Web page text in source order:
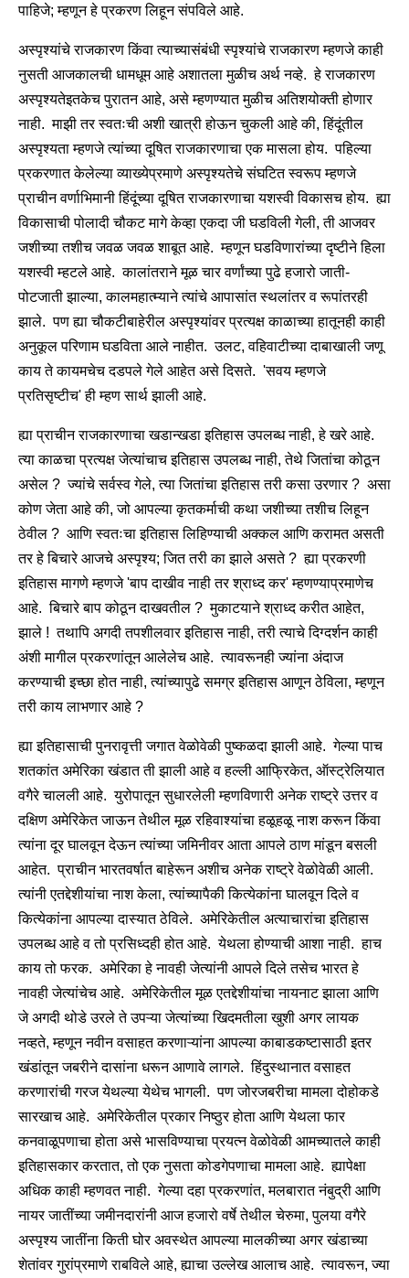
पाहिजे; म्हणून हे प्रकरण लिहून संपविले आहे.
अस्पृश्यांचे राजकारण किंवा त्याच्यासंबंधी स्पृश्यांचे राजकारण म्हणजे काही
नुसती आजकालची धामधूम आहे अशातला मुळीच अर्थ नव्हे. हे राजकारण
अस्पृश्यतेइतकेच पुरातन आहे, असे म्हणण्यात मुळीच अतिशयोक्ती होणार
नाही. माझी तर स्वतःची अशी खात्री होऊन चुकली आहे की, हिंदूंतील
अस्पृश्यता म्हणजे त्यांच्या दूषित राजकारणाचा एक मासला होय. पहिल्या
प्रकरणात केलेल्या व्याख्येप्रमाणे अस्पृश्यतेचे संघटित स्वरूप म्हणजे
प्राचीन वर्णाभिमानी हिंदूंच्या दूषित राजकारणाचा यशस्वी विकासच होय. ह्या
विकासाची पोलादी चौकट मागे केव्हा एकदा जी घडविली गेली, ती आजवर
जशीच्या तशीच जवळ जवळ शाबूत आहे. म्हणून घडविणारांच्या दृष्टीने हिला
यशस्वी म्हटले आहे. कालांतराने मूळ चार वर्णांच्या पुढे हजारो जाती-
पोटजाती झाल्या, कालमहात्म्याने त्यांचे आपासांत स्थलांतर व रूपांतरही
झाले. पण ह्या चौकटीबाहेरील अस्पृश्यांवर प्रत्यक्ष काळाच्या हातूनही काही
अनुकूल परिणाम घडविता आले नाहीत. उलट, वहिवाटीच्या दाबाखाली जणू
काय ते कायमचेच दडपले गेले आहेत असे दिसते. 'सवय म्हणजे
प्रतिसृष्टीच' ही म्हण सार्थ झाली आहे.
ह्या प्राचीन राजकारणाचा खडान्खडा इतिहास उपलब्ध नाही, हे खरे आहे.
त्या काळचा प्रत्यक्ष जेत्यांचाच इतिहास उपलब्ध नाही, तेथे जितांचा कोठून
असेल ? ज्यांचे सर्वस्व गेले, त्या जितांचा इतिहास तरी कसा उरणार ? असा
कोण जेता आहे की, जो आपल्या कृतकर्माची कथा जशीच्या तशीच लिहून
ठेवील ? आणि स्वतःचा इतिहास लिहिण्याची अक्कल आणि करामत असती
तर हे बिचारे आजचे अस्पृश्य; जित तरी का झाले असते ? ह्या प्रकरणी
इतिहास मागणे म्हणजे 'बाप दाखीव नाही तर श्राध्द कर' म्हणण्याप्रमाणेच
आहे. बिचारे बाप कोठून दाखवतील ? मुकाटयाने श्राध्द करीत आहेत,
झाले ! तथापि अगदी तपशीलवार इतिहास नाही, तरी त्याचे दिग्दर्शन काही
अंशी मागील प्रकरणांतून आलेलेच आहे. त्यावरूनही ज्यांना अंदाज
करण्याची इच्छा होत नाही, त्यांच्यापुढे समग्र इतिहास आणून ठेविला, म्हणून
तरी काय लाभणार आहे ?
ह्या इतिहासाची पुनरावृत्ती जगात वेळोवेळी पुष्कळदा झाली आहे. गेल्या पाच
शतकांत अमेरिका खंडात ती झाली आहे व हल्ली आफ्रिकेत, ऑस्ट्रेलियात
वगैरे चालली आहे. युरोपातून सुधारलेली म्हणविणारी अनेक राष्ट्रे उत्तर व
दक्षिण अमेरिकेत जाऊन तेथील मूळ रहिवाश्यांचा हळूहळू नाश करून किंवा
त्यांना दूर घालवून देऊन त्यांच्या जमिनीवर आता आपले ठाण मांडून बसली
आहेत. प्राचीन भारतवर्षात बाहेरून अशीच अनेक राष्ट्रे वेळोवेळी आली.
त्यांनी एतद्देशीयांचा नाश केला, त्यांच्यापैकी कित्येकांना घालवून दिले व
कित्येकांना आपल्या दास्यात ठेविले. अमेरिकेतील अत्याचारांचा इतिहास
उपलब्ध आहे व तो प्रसिध्दही होत आहे. येथला होण्याची आशा नाही. हाच
काय तो फरक. अमेरिका हे नावही जेत्यांनी आपले दिले तसेच भारत हे
नावही जेत्यांचेच आहे. अमेरिकेतील मूळ एतद्देशीयांचा नायनाट झाला आणि
जे अगदी थोडे उरले ते उपऱ्या जेत्यांच्या खिदमतीला खुशी अगर लायक
नव्हते, म्हणून नवीन वसाहत करणाऱ्यांना आपल्या काबाडकष्टासाठी इतर
खंडांतून जबरीने दासांना धरून आणावे लागले. हिंदुस्थानात वसाहत
करणारांची गरज येथल्या येथेच भागली. पण जोरजबरीचा मामला दोहोकडे
सारखाच आहे. अमेरिकेतील प्रकार निष्ठुर होता आणि येथला फार
कनवाळूपणाचा होता असे भासविण्याचा प्रयत्न वेळोवेळी आमच्यातले काही
इतिहासकार करतात, तो एक नुसता कोडगेपणाचा मामला आहे. ह्यापेक्षा
अधिक काही म्हणवत नाही. गेल्या दहा प्रकरणांत, मलबारात नंबुद्री आणि
नायर जातींच्या जमीनदारांनी आज हजारो वर्षे तेथील चेरुमा, पुलया वगैरे
अस्पृश्य जातींना किती घोर अवस्थेत आपल्या मालकीच्या अगर खंडाच्या
शेतांवर गुरांप्रमाणे राबविले आहे, ह्याचा उल्लेख आलाच आहे. त्यावरून, ज्या